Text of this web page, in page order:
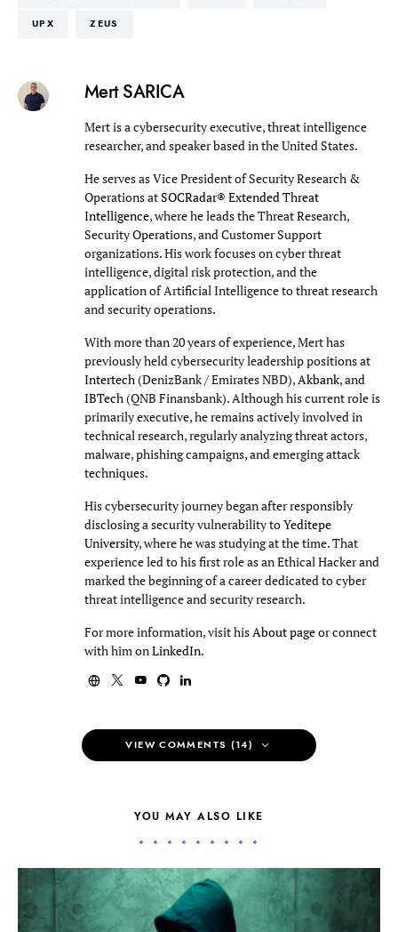
UPX ZEUS
Mert SARICA
Mert is a cybersecurity executive, threat intelligence
researcher, and speaker based in the United States.
He serves as Vice President of Security Research &
Operations atSOCRadar® Extended Threat
Intelligence, where he leads the Threat Research,
Security Operations, and Customer Support
organizations. His work focuses on cyber threat
intelligence, digital risk protection, and the
application of Artificial Intelligence to threat research
and security operations.
With more than 20 years of experience, Mert has
previously held cybersecurity leadership positions at
Intertech (DenizBank / Emirates NBD), Akbank, and
IBTech (QNB Finansbank). Although his current role is
primarily executive, he remains actively involved in
technical research, regularly analyzing threat actors,
malware, phishing campaigns, and emerging attack
techniques.
His cybersecurity journey began after responsibly
disclosing a security vulnerability toYeditepe
University, where he was studying at the time. That
experience led to his first role as an Ethical Hacker and
marked the beginning of a career dedicated to cyber
threat intelligence and security research.
For more information, visit his About pageor connect
with him onLinkedIn.
VIEW COMMENTS (14)
YOU MAY ALSO LIKE